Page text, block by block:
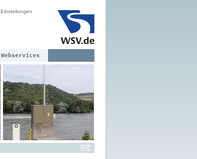
Einstellungen
Webservices